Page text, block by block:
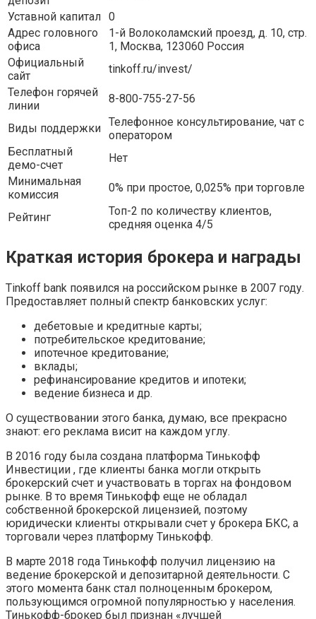
Уставной капитал 0
Адрес головного
офиса
1-й Волоколамский проезд, д. 10, стр.
1, Москва, 123060 Россия
Официальный
сайт
tinkoff.ru/invest/
Телефон горячей
линии
8-800-755-27-56
Виды поддержки Телефонное консультирование, чат с
оператором
Бесплатный
демо-счет
Нет
Минимальная
комиссия
0% при простое, 0,025% при торговле
Рейтинг
Топ-2 по количеству клиентов,
средняя оценка 4/5
Краткая история брокера и награды
Tinkoff bank появился на российском рынке в 2007 году.
Предоставляет полный спектр банковских услуг:
дебетовые и кредитные карты;
потребительское кредитование;
ипотечное кредитование;
вклады;
рефинансирование кредитов и ипотеки;
ведение бизнеса и др.
О существовании этого банка, думаю, все прекрасно
знают: его реклама висит на каждом углу.
В 2016 году была создана платформа Тинькофф
Инвестиции , где клиенты банка могли открыть
брокерский счет и участвовать в торгах на фондовом
рынке. В то время Тинькофф еще не обладал
собственной брокерской лицензией, поэтому
юридически клиенты открывали счет у брокера БКС, а
торговали через платформу Тинькофф.
В марте 2018 года Тинькофф получил лицензию на
ведение брокерской и депозитарной деятельности. С
этого момента банк стал полноценным брокером,
пользующимся огромной популярностью у населения.
Тинькофф-брокер был признан «лучшей